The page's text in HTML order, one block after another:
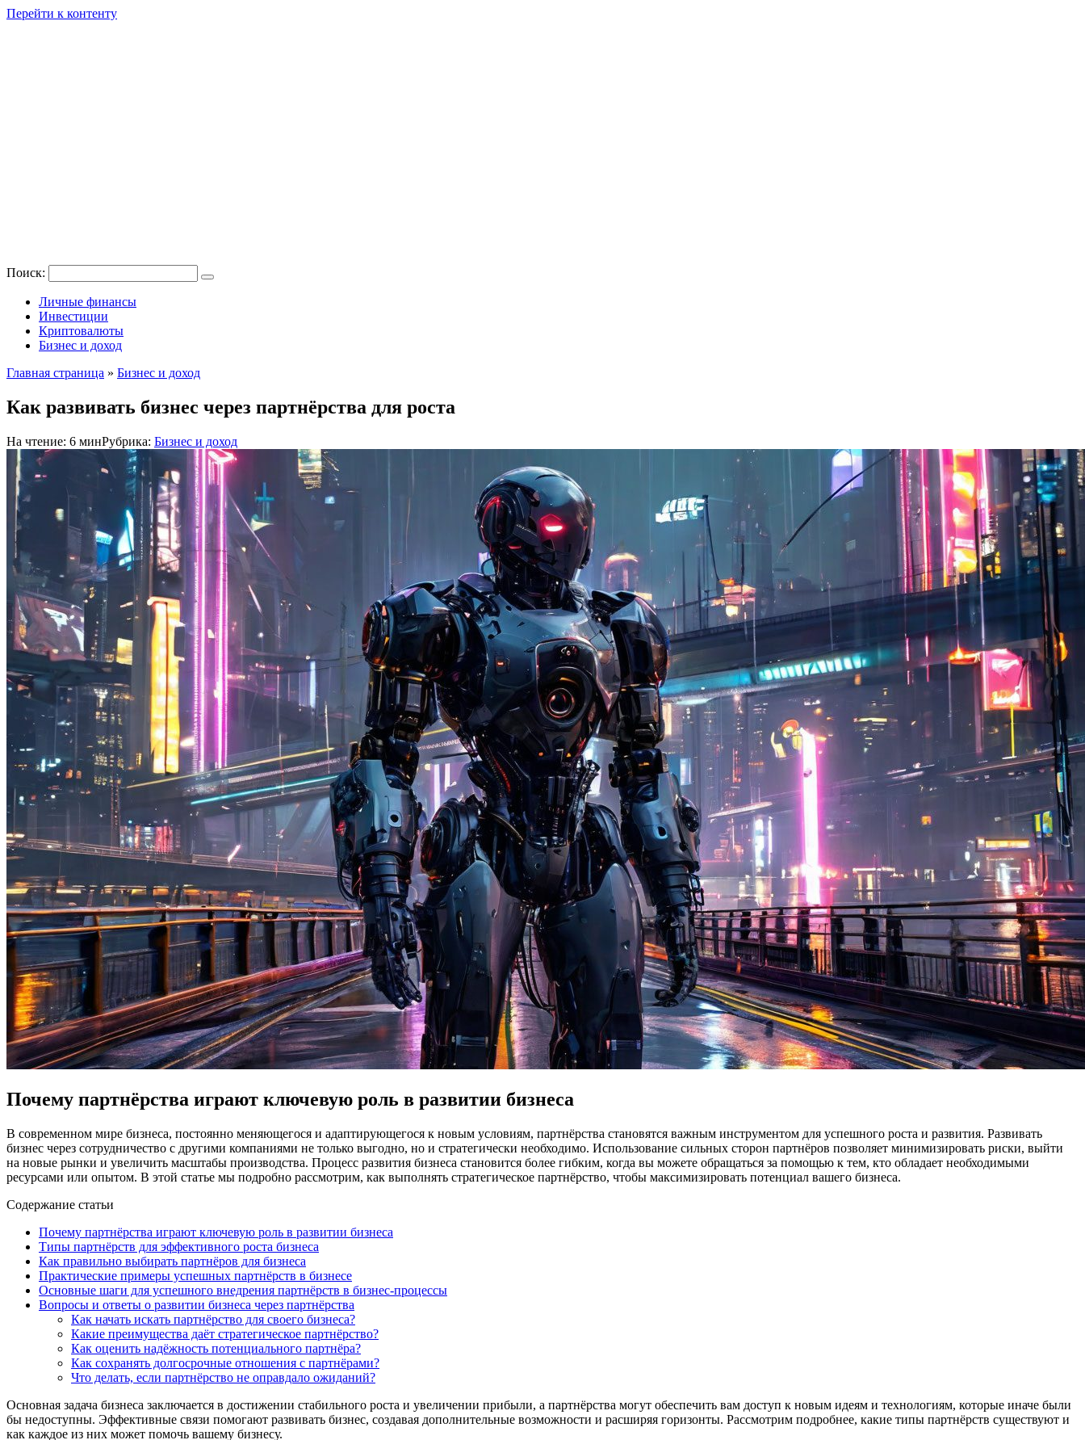
Перейти к контенту
Поиск:
Личные финансы
Инвестиции
Криптовалюты
Бизнес и доход
Главная страница » Бизнес и доход
Как развивать бизнес через партнёрства для роста
На чтение: 6 минРубрика: Бизнес и доход
Почему партнёрства играют ключевую роль в развитии бизнеса
В современном мире бизнеса, постоянно меняющегося и адаптирующегося к новым условиям, партнёрства становятся важным инструментом для успешного роста и развития. Развивать
бизнес через сотрудничество с другими компаниями не только выгодно, но и стратегически необходимо. Использование сильных сторон партнёров позволяет минимизировать риски, выйти
на новые рынки и увеличить масштабы производства. Процесс развития бизнеса становится более гибким, когда вы можете обращаться за помощью к тем, кто обладает необходимыми
ресурсами или опытом. В этой статье мы подробно рассмотрим, как выполнять стратегическое партнёрство, чтобы максимизировать потенциал вашего бизнеса.
Содержание статьи
Почему партнёрства играют ключевую роль в развитии бизнеса
Типы партнёрств для эффективного роста бизнеса
Как правильно выбирать партнёров для бизнеса
Практические примеры успешных партнёрств в бизнесе
Основные шаги для успешного внедрения партнёрств в бизнес-процессы
Вопросы и ответы о развитии бизнеса через партнёрства
Как начать искать партнёрство для своего бизнеса?
Какие преимущества даёт стратегическое партнёрство?
Как оценить надёжность потенциального партнёра?
Как сохранять долгосрочные отношения с партнёрами?
Что делать, если партнёрство не оправдало ожиданий?
Основная задача бизнеса заключается в достижении стабильного роста и увеличении прибыли, а партнёрства могут обеспечить вам доступ к новым идеям и технологиям, которые иначе были
бы недоступны. Эффективные связи помогают развивать бизнес, создавая дополнительные возможности и расширяя горизонты. Рассмотрим подробнее, какие типы партнёрств существуют и
как каждое из них может помочь вашему бизнесу.